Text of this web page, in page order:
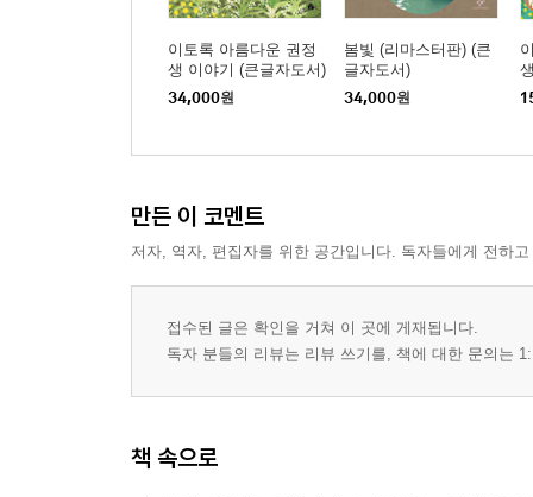
이토록 아름다운 권정
생 이야기 (큰글자도서)
34,000원
봄빛 (리마스터판) (큰
글자도서)
34,000원
만든 이 코멘트
저자, 역자, 편집자를 위한 공간입니다. 독자들에게 전하
접수된 글은 확인을 거쳐 이 곳에 게재됩니다.
독자 분들의 리뷰는 리뷰 쓰기를, 책에 대한 문의는
책 속으로